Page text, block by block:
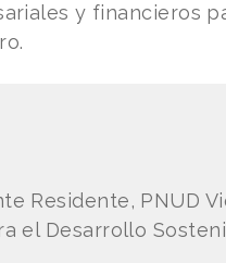
y financieros
Residente, PNUD
el Desarrollo